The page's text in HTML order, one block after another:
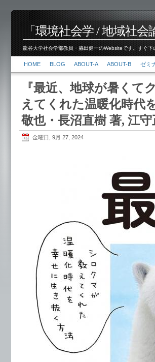
「環境社会学 / 地域社
龍谷大学社会学部教員・脇田健一のWebsiteです。すぐ
HOME BLOG ABOUT-A ABOUT-B ゼミ
『最近、地球が暑くて
えてくれた温暖化時代
敬也・長沼直樹 著, 江
金曜日, 9月 27, 2024